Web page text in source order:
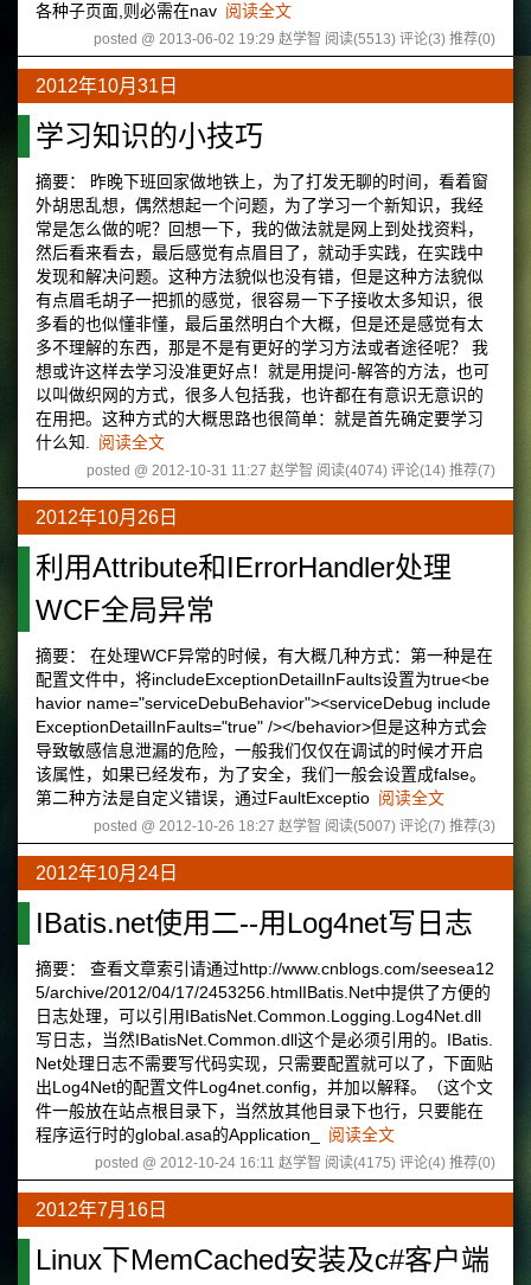
各种子页面,则必需在nav 阅读全文
posted @ 2013-06-02 19:29 赵学智 阅读(5513) 评论(3) 推荐(0)
2012年10月31日
学习知识的小技巧
摘要： 昨晚下班回家做地铁上，为了打发无聊的时间，看着窗
外胡思乱想，偶然想起一个问题，为了学习一个新知识，我经
常是怎么做的呢？回想一下，我的做法就是网上到处找资料，
然后看来看去，最后感觉有点眉目了，就动手实践，在实践中
发现和解决问题。这种方法貌似也没有错，但是这种方法貌似
有点眉毛胡子一把抓的感觉，很容易一下子接收太多知识，很
多看的也似懂非懂，最后虽然明白个大概，但是还是感觉有太
多不理解的东西，那是不是有更好的学习方法或者途径呢？ 我
想或许这样去学习没准更好点！就是用提问-解答的方法，也可
以叫做织网的方式，很多人包括我，也许都在有意识无意识的
在用把。这种方式的大概思路也很简单：就是首先确定要学习
什么知.
阅读全文
posted @ 2012-10-31 11:27 赵学智 阅读(4074) 评论(14) 推荐(7)
2012年10月26日
利用Attribute和IErrorHandler处理
WCF全局异常
摘要： 在处理WCF异常的时候，有大概几种方式：第一种是在
配置文件中，将includeExceptionDetailInFaults设置为true<be
havior name="serviceDebuBehavior"><serviceDebug include
ExceptionDetailInFaults="true" /></behavior>但是这种方式会
导致敏感信息泄漏的危险，一般我们仅仅在调试的时候才开启
该属性，如果已经发布，为了安全，我们一般会设置成false。
第二种方法是自定义错误，通过FaultExceptio 阅读全文
posted @ 2012-10-26 18:27 赵学智 阅读(5007) 评论(7) 推荐(3)
2012年10月24日
IBatis.net使用二--用Log4net写日志
摘要： 查看文章索引请通过http://www.cnblogs.com/seesea12
5/archive/2012/04/17/2453256.htmlIBatis.Net中提供了方便的
日志处理，可以引用IBatisNet.Common.Logging.Log4Net.dll
写日志，当然IBatisNet.Common.dll这个是必须引用的。IBatis.
Net处理日志不需要写代码实现，只需要配置就可以了，下面贴
出Log4Net的配置文件Log4net.config，并加以解释。（这个文
件一般放在站点根目录下，当然放其他目录下也行，只要能在
程序运行时的global.asa的Application_
阅读全文
posted @ 2012-10-24 16:11 赵学智 阅读(4175) 评论(4) 推荐(0)
2012年7月16日
Linux下MemCached安装及c#客户端